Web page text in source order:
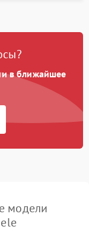
в ближайшее
модели